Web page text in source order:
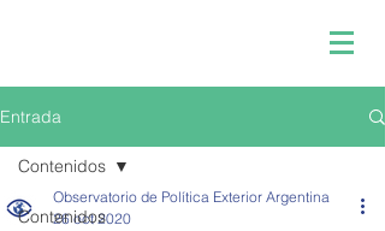
Entrada
Contenidos
Contenidos
Observatorio de Política Exterior Argentina
26 oct 2020